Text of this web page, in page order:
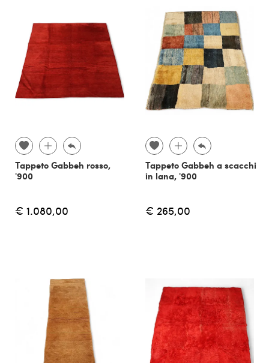
Tappeto Gabbeh rosso,
'900
€ 1.080,00
Tappeto Gabbeh a scacchi
in lana, '900
€ 265,00